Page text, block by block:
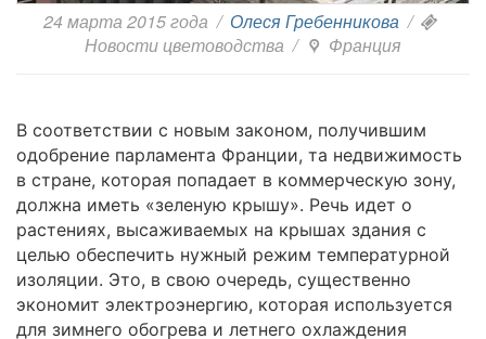
24 марта 2015 года / Олеся Гребенникова /
Новости цветоводства / Франция
В соответствии с новым законом, получившим
одобрение парламента Франции, та недвижимость
в стране, которая попадает в коммерческую зону,
должна иметь «зеленую крышу». Речь идет о
растениях, высаживаемых на крышах здания с
целью обеспечить нужный режим температурной
изоляции. Это, в свою очередь, существенно
экономит электроэнергию, которая используется
для зимнего обогрева и летнего охлаждения